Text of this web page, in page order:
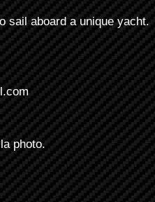
sail aboard a unique yacht.
photo.